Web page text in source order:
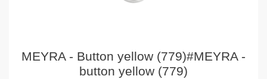
MEYRA - Button yellow (779)#MEYRA -
button yellow (779)